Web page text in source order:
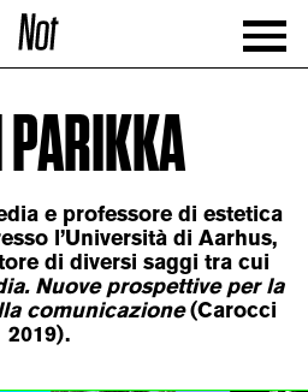
e professore di estetica
l’Università di Aarhus,
di diversi saggi tra cui
Nuove prospettive per la
comunicazione(Carocci
2019).